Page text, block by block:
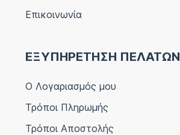
Επικοινωνία
ΕΞΥΠΗΡΕΤΗΣΗ ΠΕΛΑΤΩΝ
Ο Λογαριασμός μου
Τρόποι Πληρωμής
Τρόποι Αποστολής